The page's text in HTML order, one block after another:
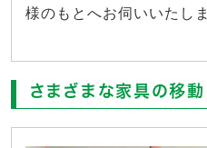
様のもとへお伺いいたしま
さまざまな家具の移動